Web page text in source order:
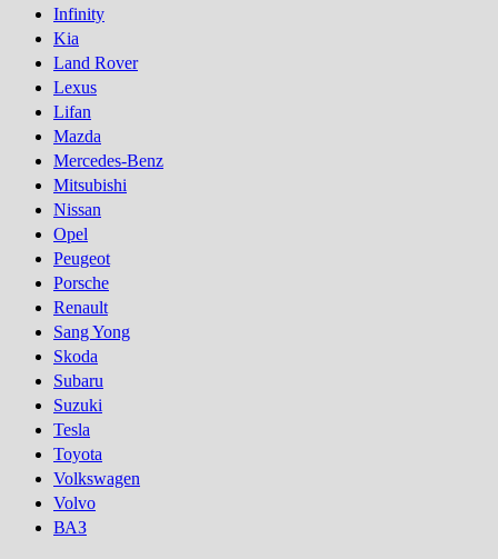
Infinity
Kia
Land Rover
Lexus
Lifan
Mazda
Mercedes-Benz
Mitsubishi
Nissan
Opel
Peugeot
Porsсhe
Renault
Sang Yong
Skoda
Subaru
Suzuki
Tesla
Toyota
Volkswagen
Volvo
ВАЗ